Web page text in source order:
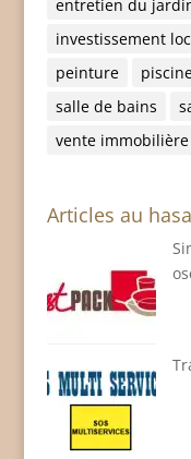
entretien du
investissement
peinture
salle de bains
vente immobilière
Articles au